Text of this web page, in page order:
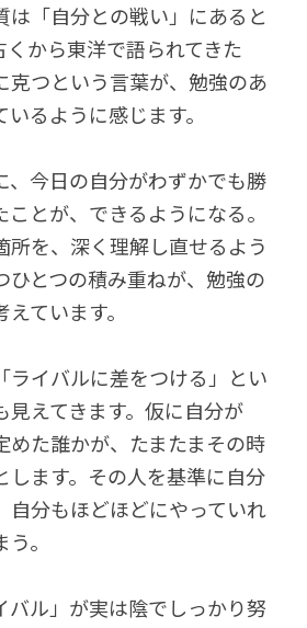
は「自分との戦い」にあると
から東洋で語られてきた
つという言葉が、勉強のあ
るように感じます。
、今日の自分がわずかでも勝
とが、できるようになる。
所を、深く理解し直せるよう
ひとつの積み重ねが、勉強の
ています。
ライバルに差をつける」とい
見えてきます。仮に自分が
めた誰かが、たまたまその時
します。その人を基準に自分
自分もほどほどにやっていれ
。
バル」が実は陰でしっかり努